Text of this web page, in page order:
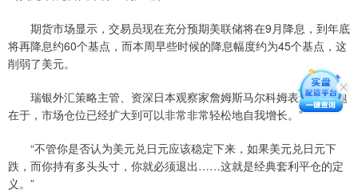
期货市场显示，交易员现在充分预期美联储将在9月降息，到年底
将再降息约60个基点，而本周早些时候的降息幅度约为45个基点，这
削弱了美元。
瑞银外汇策略主管、资深日本观察家詹姆斯马尔科姆表示，“问题
在于，市场仓位已经扩大到可以非常非常轻松地自我增长。”
“不管你是否认为美元兑日元应该稳定下来，如果美元兑日元下
跌，而你持有多头头寸，你就必须退出……这就是经典套利平仓的定
义。”